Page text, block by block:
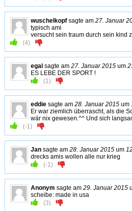
wuschelkopf sagte am 27. Januar
typisch ami
versucht sein traum durch sein kind
(4)
egal sagte am 27. Januar 2015 um
ES LEBE DER SPORT !
(1)
eddie sagte am 28. Januar 2015 um
Er war ziemlich überrascht, als die
wär nix gewesen.^^ Und sich
(-1)
Jan sagte am 28. Januar 2015 um
drecks amis wollen alle nur krieg
(-1)
Anonym sagte am 29. Januar 2015
scheibe: made in usa
(3)